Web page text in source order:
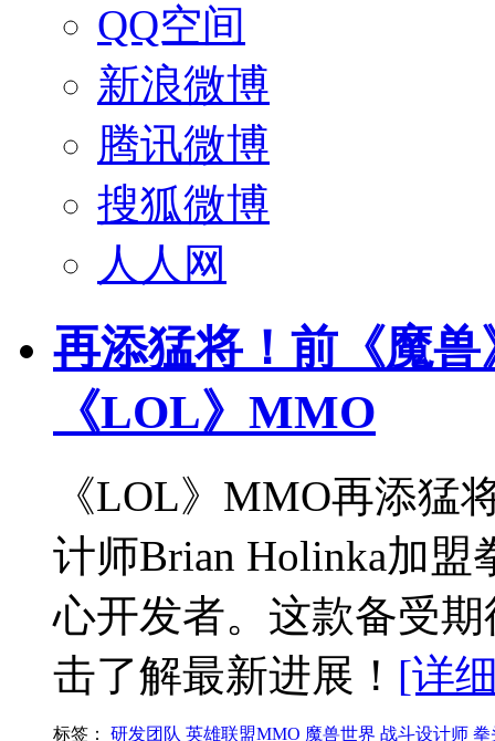
QQ空间
新浪微博
腾讯微博
搜狐微博
人人网
再添猛将！前《魔
《LOL》MMO
《LOL》MMO再添猛
计师Brian Holinka加
心开发者。这款备受
击了解最新进展！ [详
标签： 研发团队 英雄联盟MMO 魔兽世界 战斗设计师 拳